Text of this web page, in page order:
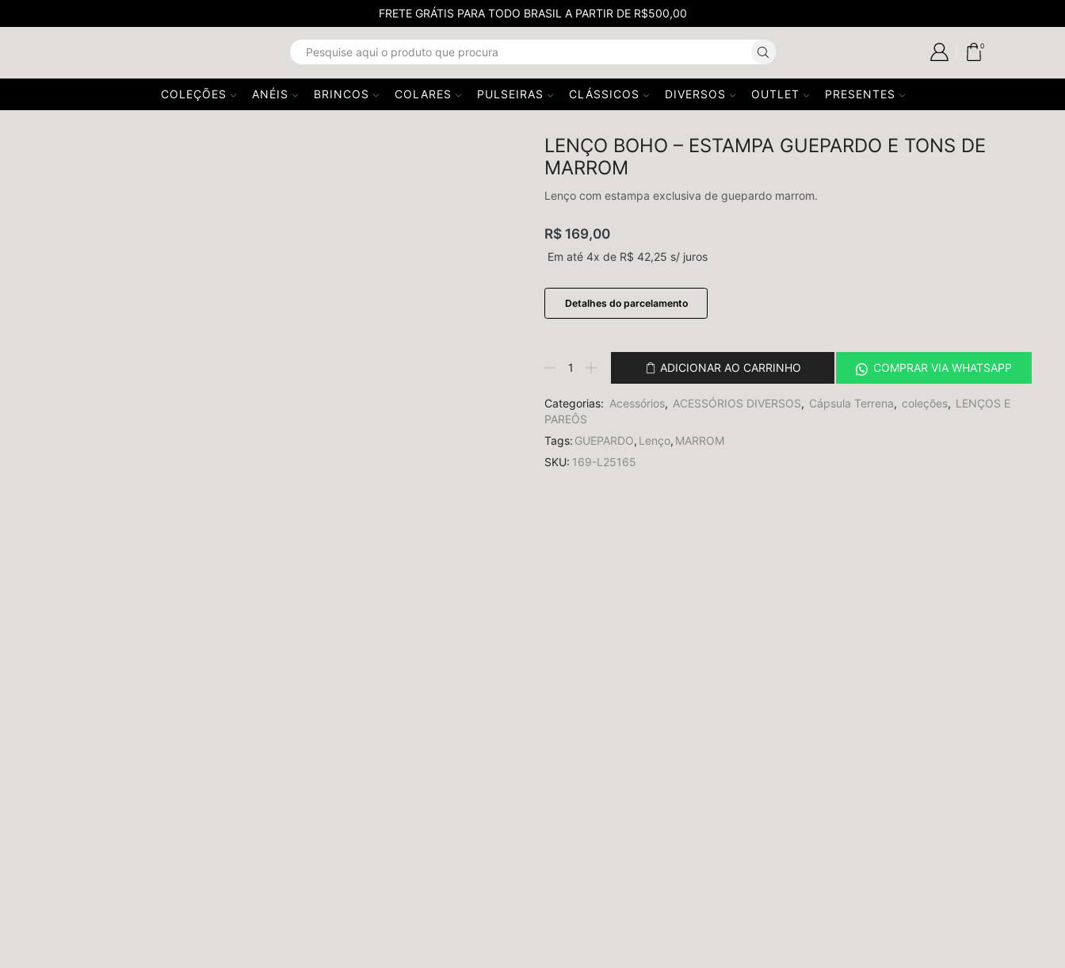
FRETE GRÁTIS PARA TODO BRASIL A PARTIR DE R$500,00
0
COLEÇÕES ANÉIS BRINCOS COLARES PULSEIRAS CLÁSSICOS DIVERSOS OUTLET PRESENTES
LENÇO BOHO – ESTAMPA GUEPARDO E TONS DE
MARROM
Lenço com estampa exclusiva de guepardo marrom.
R$ 169,00
Em até 4x de R$ 42,25 s/ juros
Detalhes do parcelamento
ADICIONAR AO CARRINHO COMPRAR VIA WHATSAPP
Categorias: Acessórios, ACESSÓRIOS DIVERSOS, Cápsula Terrena, coleções, LENÇOS E
PAREÔS
Tags: GUEPARDO, Lenço, MARROM
SKU: 169-L25165